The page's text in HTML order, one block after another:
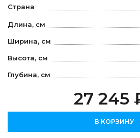
Страна
Длина, см
Ширина, см
Высота, см
Глубина, см
27 245
В КОРЗИНУ